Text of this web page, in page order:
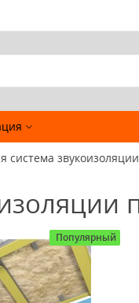
система
Популярный